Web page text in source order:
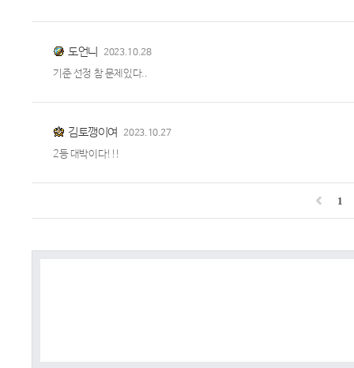
도언니 2023.10.28
기준 선정 참 문제있다..
김토깽이여 2023.10.27
2등 대박이다!!!
1